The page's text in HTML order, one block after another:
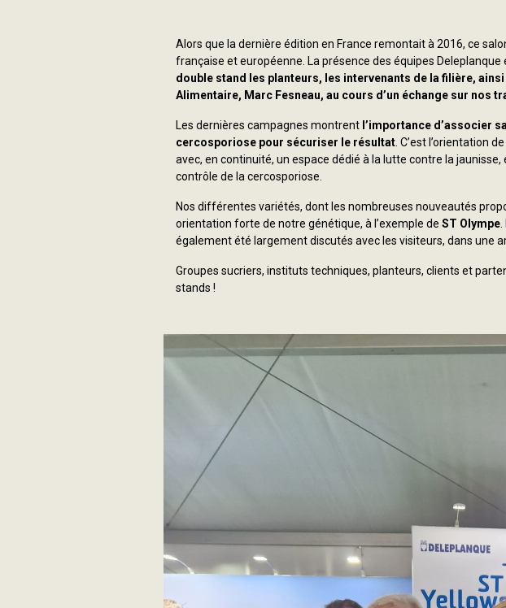
Alors que la dernière édition en France remontait à 2016, ce
française et européenne. La présence des équipes
double stand les planteurs, les intervenants de la filière,
Alimentaire, Marc Fesneau, au cours d’un échange sur nos
Les dernières campagnes montrent l’importance d’associer
cercosporiose pour sécuriser le résultat . C’est l’orientation
avec, en continuité, un espace dédié à la lutte contre la
contrôle de la cercosporiose.
Nos différentes variétés, dont les nombreuses nouveautés
orientation forte de notre génétique, à l’exemple de ST Olympe
également été largement discutés avec les visiteurs, dans une
Groupes sucriers, instituts techniques, planteurs, clients et
stands !